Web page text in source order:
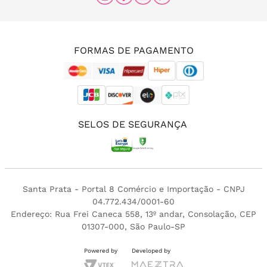
FORMAS DE PAGAMENTO
SELOS DE SEGURANÇA
Santa Prata - Portal 8 Comércio e Importação - CNPJ
04.772.434/0001-60
Endereço: Rua Frei Caneca 558, 13º andar, Consolação, CEP
01307-000, São Paulo-SP
Powered by Developed by